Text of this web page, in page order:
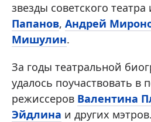
звезды советского
Папанов, Андрей
Мишулин.
За годы театральной
удалось поучаствовать в
режиссеров Валентина
Эйдлина и других